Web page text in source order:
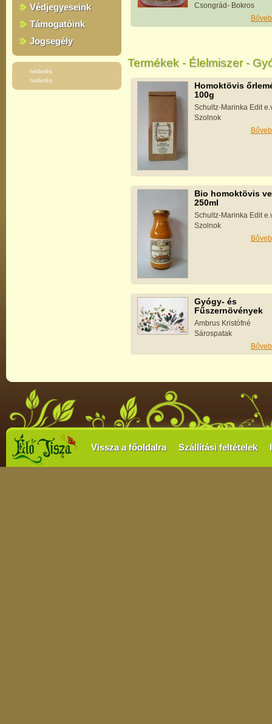
Védjegyeseink
Támogatóink
Jogsegély
hirdetés
hirdetés
Csongrád- Bokros
Termékek - Élelmiszer -
Homoktövis
100g
Schultz-Marinka Edit
Szolnok
Bio homoktövis
250ml
Schultz-Marinka Edit
Szolnok
Gyógy- és
Fűszernövények
Ambrus Kristófné
Sárospatak
Vissza a főoldalra Szállítási feltételek